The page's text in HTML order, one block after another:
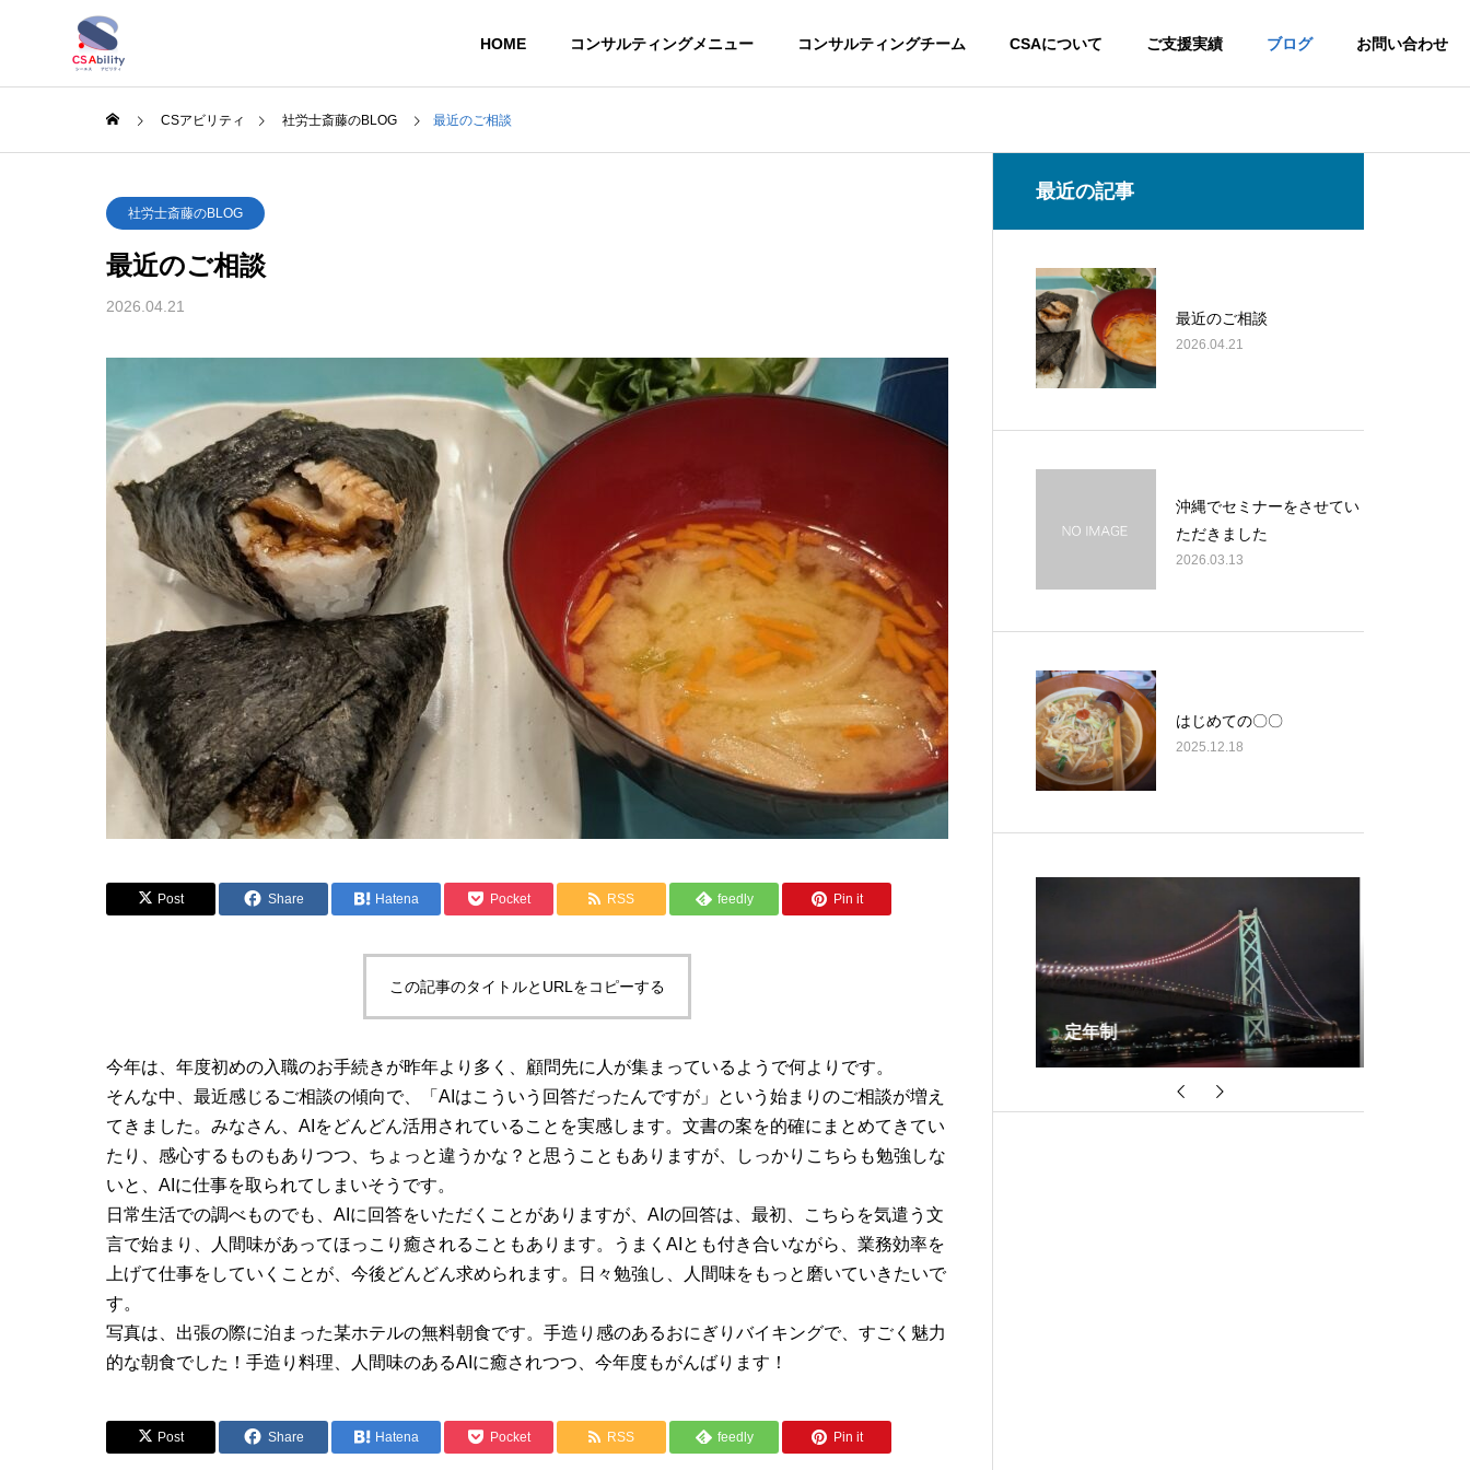
HOME コンサルティングメニュー コンサルティングチーム CSAについて ご支援実績 ブログ お問い合わせ
会社概要
OVERVIEW
BLOG
CSアビリティ 社労士斎藤のBLOG 最近のご相談
社労士斎藤のBLOG
最近のご相談
2026.04.21
Post Share Hatena Pocket RSS feedly Pin it
この記事のタイトルとURLをコピーする
今年は、年度初めの入職のお手続きが昨年より多く、顧問先に人が集まっているようで何よりです。
そんな中、最近感じるご相談の傾向で、「AIはこういう回答だったんですが」という始まりのご相談が増え
てきました。みなさん、AIをどんどん活用されていることを実感します。文書の案を的確にまとめてきてい
たり、感心するものもありつつ、ちょっと違うかな？と思うこともありますが、しっかりこちらも勉強しな
いと、AIに仕事を取られてしまいそうです。
日常生活での調べものでも、AIに回答をいただくことがありますが、AIの回答は、最初、こちらを気遣う文
言で始まり、人間味があってほっこり癒されることもあります。うまくAIとも付き合いながら、業務効率を
上げて仕事をしていくことが、今後どんどん求められます。日々勉強し、人間味をもっと磨いていきたいで
す。
写真は、出張の際に泊まった某ホテルの無料朝食です。手造り感のあるおにぎりバイキングで、すごく魅力
的な朝食でした！手造り料理、人間味のあるAIに癒されつつ、今年度もがんばります！
Post Share Hatena Pocket RSS feedly Pin it
最近の記事
最近のご相談
2026.04.21
沖縄でセミナーをさせてい
ただきました
2026.03.13
はじめての〇〇
2025.12.18
ハラスメント研修